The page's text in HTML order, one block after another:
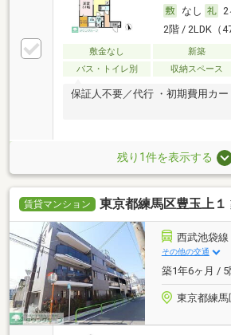
なし
2
2階 / 2LDK（
敷金なし 新築
バス・トイレ別
収納スペース
保証人不要／代行 ・初期費用カ
残り1件を表示する
賃貸マンション 東京都練馬区豊玉上
西武池袋線
その他の交通
築1年6ヶ月 / 5
東京都練馬